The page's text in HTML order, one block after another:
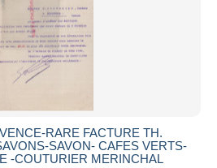
RARE FACTURE TH.
SAVON- CAFES VERTS-
-COUTURIER MERINCHAL